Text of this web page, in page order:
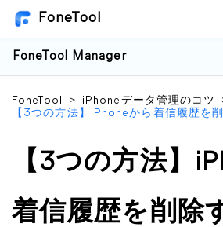
FoneTool
FoneTool Manager
FoneTool > iPhoneデータ管理のコツ
【3つの方法】iPhoneから着信履歴を
【3つの方法】
着信履歴を削除